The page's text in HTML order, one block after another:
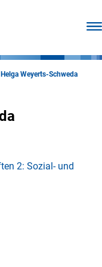
Helga Weyerts-Schweda
2: Sozial- und